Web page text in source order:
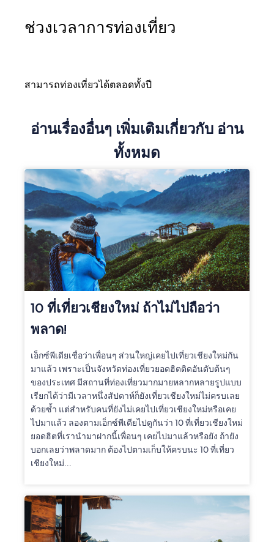
ช่วงเวลาการท่องเที่ยว
สามารถท่องเที่ยวได้ตลอดทั้งปี
อ่านเรื่องอื่นๆ เพิ่มเติมเกี่ยวกับ อ่าน
ทั้งหมด
10 ที่เที่ยวเชียงใหม่ ถ้าไม่ไปถือว่า
พลาด!
เอ็กซ์พีเดียเชื่อว่าเพื่อนๆ ส่วนใหญ่เคยไปเที่ยวเชียงใหม่กัน
มาแล้ว เพราะเป็นจังหวัดท่องเที่ยวยอดฮิตติดอันดับต้นๆ
ของประเทศ มีสถานที่ท่องเที่ยวมากมายหลากหลายรูปแบบ
เรียกได้ว่ามีเวลาหนึ่งสัปดาห์ก็ยังเที่ยวเชียงใหม่ไม่ครบเลย
ด้วยซ้ำ แต่สำหรับคนที่ยังไม่เคยไปเที่ยวเชียงใหม่หรือเคย
ไปมาแล้ว ลองตามเอ็กซ์พีเดียไปดูกันว่า 10 ที่เที่ยวเชียงใหม่
ยอดฮิตที่เรานำมาฝากนี้เพื่อนๆ เคยไปมาแล้วหรือยัง ถ้ายัง
บอกเลยว่าพลาดมาก ต้องไปตามเก็บให้ครบนะ 10 ที่เที่ยว
เชียงใหม่...